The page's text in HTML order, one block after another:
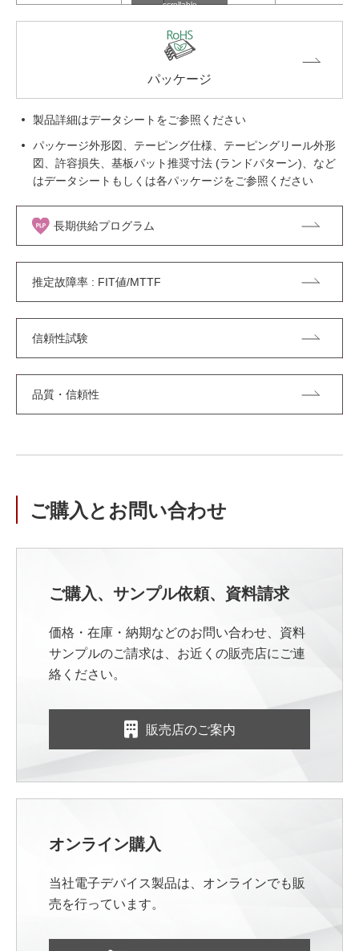
scrollable
パッケージ
製品詳細はデータシートをご参照ください
パッケージ外形図、テーピング仕様、テーピングリール外形
図、許容損失、基板パット推奨寸法 (ランドパターン)、など
はデータシートもしくは各パッケージをご参照ください
長期供給プログラム
推定故障率 : FIT値/MTTF
信頼性試験
品質・信頼性
ご購入とお問い合わせ
ご購入、サンプル依頼、資料請求
価格・在庫・納期などのお問い合わせ、資料
サンプルのご請求は、お近くの販売店にご連
絡ください。
販売店のご案内
オンライン購入
当社電子デバイス製品は、オンラインでも販
売を行っています。